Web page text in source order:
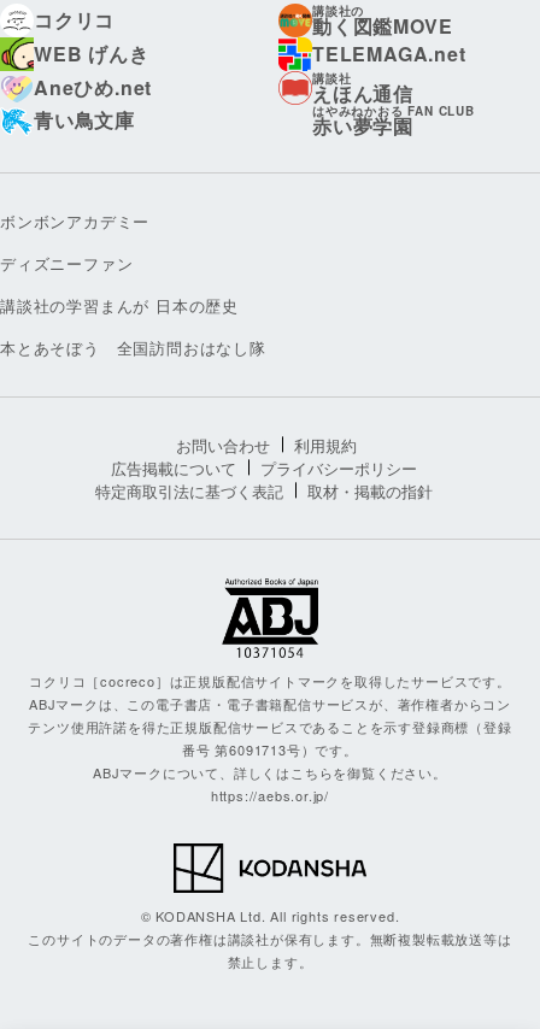
コクリコ
講談社の
動く図鑑MOVE
WEB げんき
TELEMAGA.net
Aneひめ.net
講談社
えほん通信
青い鳥文庫
はやみねかおる FAN CLUB
赤い夢学園
ボンボンアカデミー
ディズニーファン
講談社の学習まんが 日本の歴史
本とあそぼう 全国訪問おはなし隊
お問い合わせ
利用規約
広告掲載について
プライバシーポリシー
特定商取引法に基づく表記
取材・掲載の指針
コクリコ［cocreco］は正規版配信サイトマークを取得したサービスです。
ABJマークは、この電子書店・電子書籍配信サービスが、著作権者からコン
テンツ使用許諾を得た正規版配信サービスであることを示す登録商標（登録
番号 第6091713号）です。
ABJマークについて、詳しくはこちらを御覧ください。
https://aebs.or.jp/
© KODANSHA Ltd. All rights reserved.
このサイトのデータの著作権は講談社が保有します。無断複製転載放送等は
禁止します。